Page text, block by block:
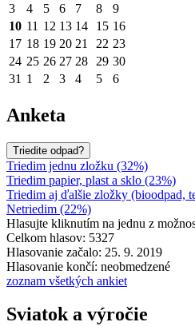
3
4 5 6 7 8
9
10 11 12 13 14 15 16
17 18 19 20 21 22 23
24 25 26 27 28 29 30
31 1 2 3 4 5 6
Anketa
Triedite odpad?
Triedim jednu zložku (32%)
Triedim papier, plast a sklo (23%)
Triedim aj ďalšie zložky (bioodpad,
Netriedim (22%)
Hlasujte kliknutím na jednu z
Celkom hlasov: 5327
Hlasovanie začalo: 25. 9. 2019
Hlasovanie končí: neobmedzené
zoznam všetkých ankiet
Sviatok a výročie